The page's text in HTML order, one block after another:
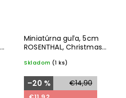
Miniatúrna guľa, 5cm
ROSENTHAL, Christmas
Skladom (1 ks)
€14,90
–20 %